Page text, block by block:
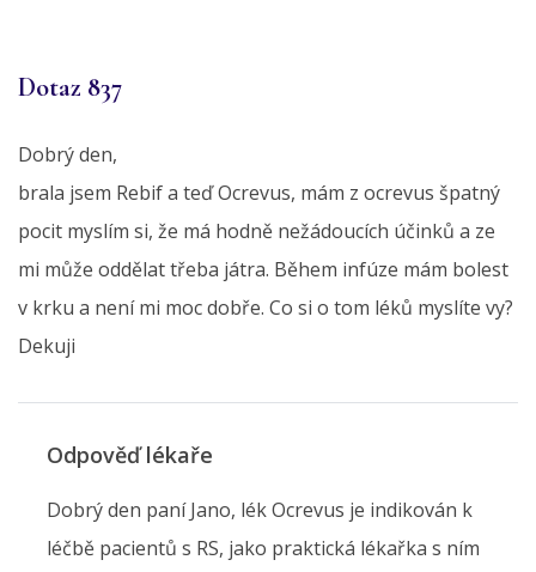
Dotaz 837
Dobrý den,
brala jsem Rebif a teď Ocrevus, mám z ocrevus špatný
pocit myslím si, že má hodně nežádoucích účinků a ze
mi může oddělat třeba játra. Během infúze mám bolest
v krku a není mi moc dobře. Co si o tom léků myslíte vy?
Dekuji
Odpověď lékaře
Dobrý den paní Jano, lék Ocrevus je indikován k
léčbě pacientů s RS, jako praktická lékařka s ním